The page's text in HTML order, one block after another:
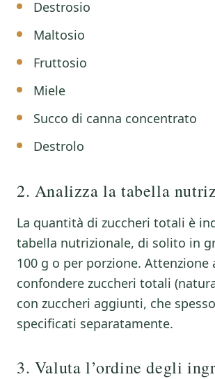
Destrosio
Maltosio
Fruttosio
Miele
Succo di canna concentrato
Destrolo
2. Analizza la tabella
La quantità di zuccheri totali è
tabella nutrizionale, di solito in
100 g o per porzione. Attenzione
confondere zuccheri totali
con zuccheri aggiunti, che
specificati separatamente.
3. Valuta l’ordine degli